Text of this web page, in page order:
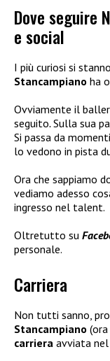
Dove seguire
e social
I più curiosi si
Stancampiano ha
Ovviamente il
seguito.Sulla sua
Si passa da
lo vedono in pista
Ora che sappiamo
vediamo adesso
ingresso nel talent.
Oltretutto su
personale.
Carriera
Non tutti sanno,
Stancampiano
carriera avviata